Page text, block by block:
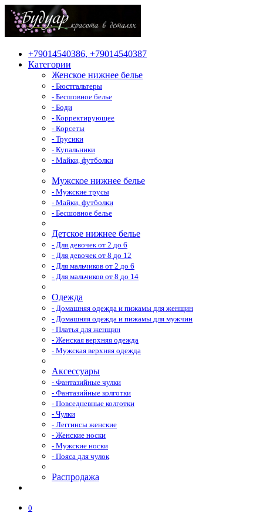
+79014540386, +79014540387
Категории
Женское нижнее белье
- Бюстгальтеры
- Бесшовное белье
- Боди
- Корректирующее
- Корсеты
- Трусики
- Купальники
- Майки, футболки
Мужское нижнее белье
- Мужские трусы
- Майки, футболки
- Бесшовное белье
Детское нижнее белье
- Для девочек от 2 до 6
- Для девочек от 8 до 12
- Для мальчиков от 2 до 6
- Для мальчиков от 8 до 14
Одежда
- Домашняя одежда и пижамы для женщин
- Домашняя одежда и пижамы для мужчин
- Платья для женщин
- Женская верхняя одежда
- Мужская верхняя одежда
Аксессуары
- Фантазийные чулки
- Фантазийные колготки
- Повседневные колготки
- Чулки
- Леггинсы женские
- Женские носки
- Мужские носки
- Пояса для чулок
Распродажа
0